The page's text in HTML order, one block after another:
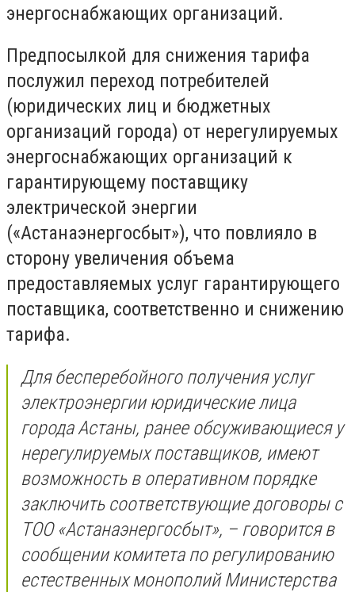
энергоснабжающих организаций.
Предпосылкой для снижения тарифа
послужил переход потребителей
(юридических лиц и бюджетных
организаций города) от нерегулируемых
энергоснабжающих организаций к
гарантирующему поставщику
электрической энергии
(«Астанаэнергосбыт»), что повлияло в
сторону увеличения объема
предоставляемых услуг гарантирующего
поставщика, соответственно и снижению
тарифа.
Для бесперебойного получения услуг
электроэнергии юридические лица
города Астаны, ранее обсуживающиеся у
нерегулируемых поставщиков, имеют
возможность в оперативном порядке
заключить соответствующие договоры с
ТОО «Астанаэнергосбыт», – говорится в
сообщении комитета по регулированию
естественных монополий Министерства